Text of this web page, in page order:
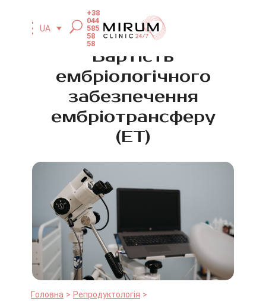
UA
+38
044
585
58
58
Вартість
ембріологічного
забезпечення
ембріотрансферу
(ЕТ)
Головна
Репродуктологія